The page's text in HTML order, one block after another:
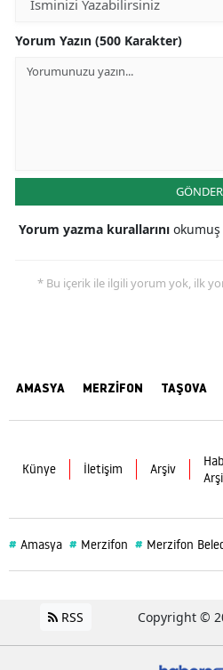
Yorum Yazın (500 Karakter)
GÖNDER
Yorum yazma kurallarını okumuş
* Bu içerik ile ilgili yorum yok, ilk
AMASYA MERZİFON TAŞOVA
Künye İletişim Arşiv
# Amasya # Merzifon # Merzifon
RSS Copyright ©